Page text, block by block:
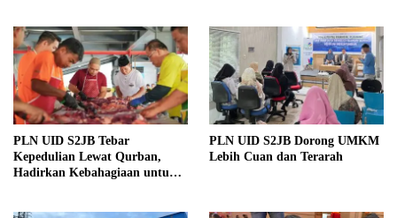
PLN UID S2JB Tebar
Kepedulian Lewat Qurban,
Hadirkan Kebahagiaan untuk
PLN UID S2JB Dorong UMKM
Lebih Cuan dan Terarah